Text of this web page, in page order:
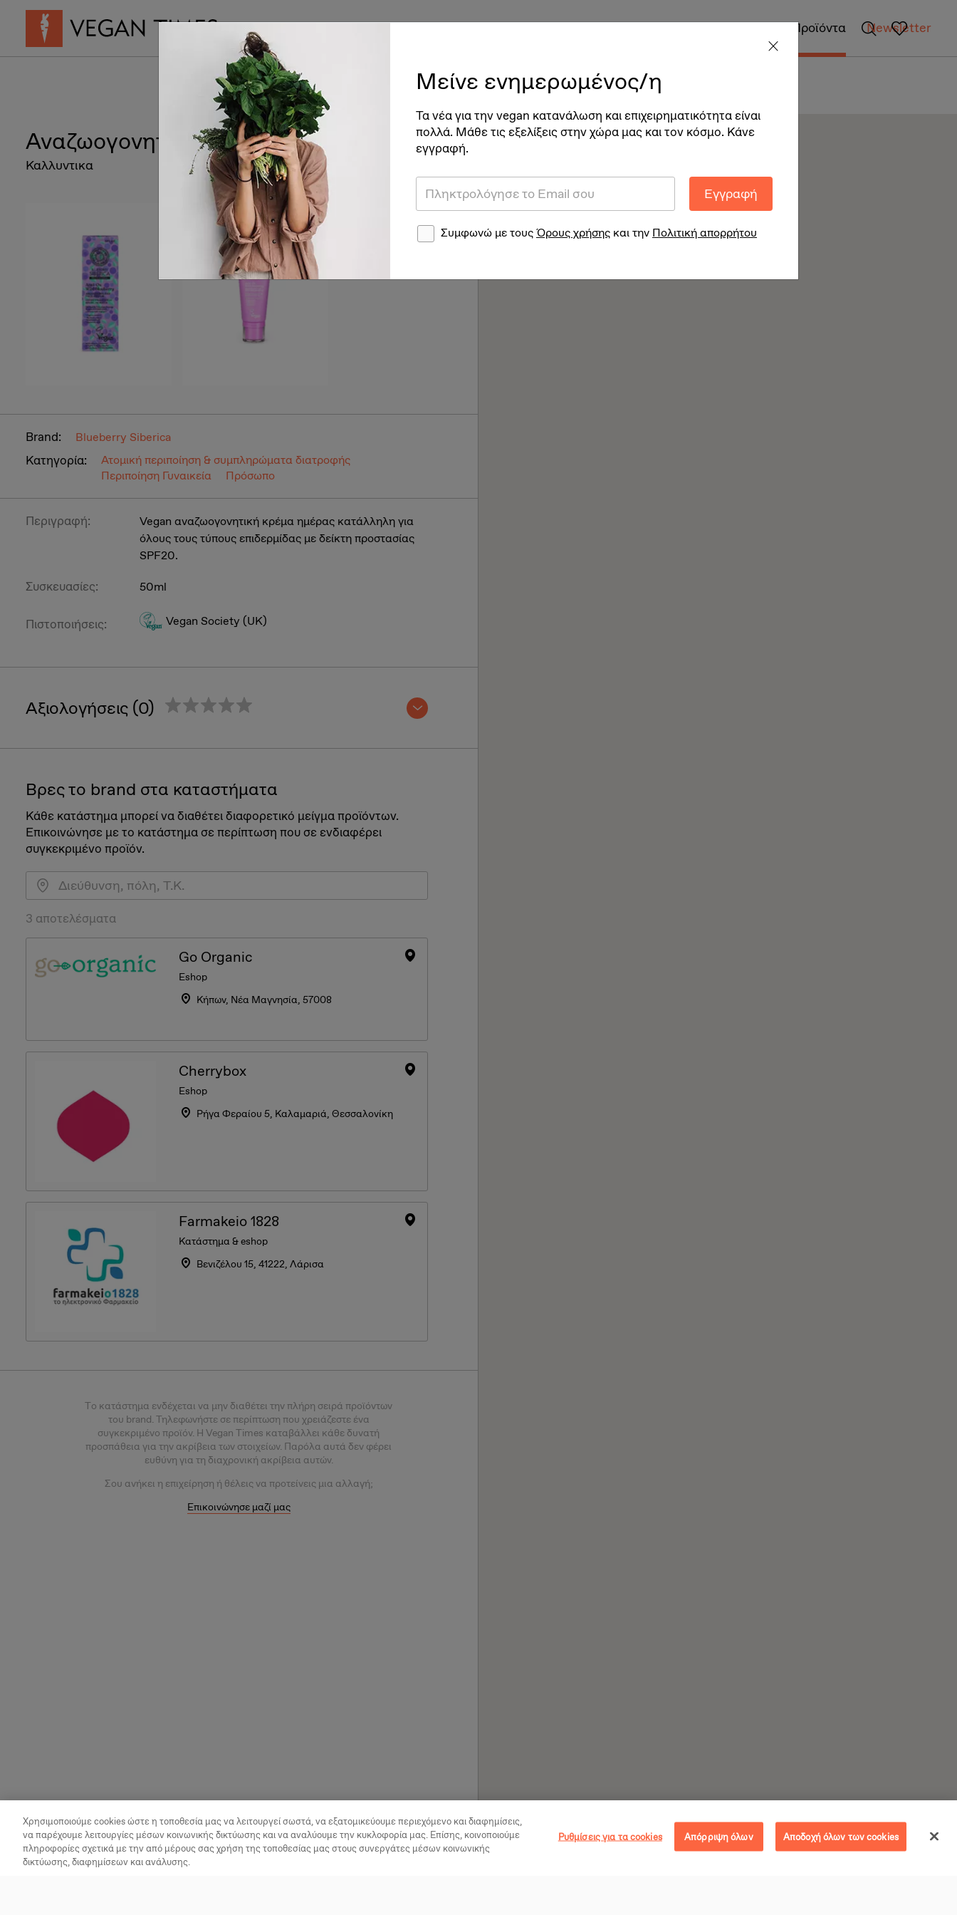
Vegan Συνταγές Vegan Διατροφή & Υγεία Βιγκανισμός Νέα Vegan Επιχειρήσεις Vegan Προϊόντα Newsletter
Αναζωογονητική ρέμα ημέρας
Καλλυντικα
Brand: Blueberry Siberica
Κατηγορία:
Ατομική περιποίηση & συμπληρώματα διατροφής
Περιποίηση Γυναικεία
Πρόσωπο
Περιγραφή:
Vegan αναζωογονητική κρέμα ημέρας κατάλληλη για
όλους τους τύπους επιδερμίδας με δείκτη προστασίας
SPF20.
Συσκευασίες: 50ml
Πιστοποιήσεις: Vegan Society (UK)
Αξιολογήσεις (0)
Βρες το brand στα καταστήματα
Κάθε κατάστημα μπορεί να διαθέτει διαφορετικό μείγμα προϊόντων.
Επικοινώνησε με το κατάστημα σε περίπτωση που σε ενδιαφέρει
συγκεκριμένο προϊόν.
3 αποτελέσματα
Go Organic
Eshop
Κήπων, Νέα Μαγνησία, 57008
Cherrybox
Eshop
Ρήγα Φεραίου 5, Καλαμαριά, Θεσσαλονίκη
Farmakeio 1828
Κατάστημα & eshop
Βενιζέλου 15, 41222, Λάρισα
Tο κατάστημα ενδέχεται να μην διαθέτει την πλήρη σειρά προϊόντων
του brand. Τηλεφωνήστε σε περίπτωση που χρειάζεστε ένα
συγκεκριμένο προϊόν. Η Vegan Times καταβάλλει κάθε δυνατή
προσπάθεια για την ακρίβεια των στοιχείων. Παρόλα αυτά δεν φέρει
ευθύνη για τη διαχρονική ακρίβεια αυτών.
Σου ανήκει η επιχείρηση ή θέλειςνα προτείνεις μια αλλαγή;
Επικοινώνησε μαζί μας
Μείνε ενημερωμένος/η
Τα νέα για την vegan κατανάλωση και επιχειρηματικότητα είναι
πολλά. Μάθε τις εξελίξεις στην χώρα μας και τον κόσμο. Κάνε
εγγραφή.
Εγγραφή
Συμφωνώ με τουςΌρους χρήσης και την Πολιτική απορρήτου
Χρησιμοποιούμε cookies ώστε η τοποθεσία μας να λειτουργεί σωστά, να εξατομικεύουμε περιεχόμενο και διαφημίσεις,
να παρέχουμε λειτουργίες μέσων κοινωνικής δικτύωσης και να αναλύουμε την κυκλοφορία μας. Επίσης, κοινοποιούμε
πληροφορίες σχετικά με την από μέρους σας χρήση της τοποθεσίας μας στους συνεργάτες μέσων κοινωνικής
δικτύωσης, διαφημίσεων και ανάλυσης.
Ρυθμίσεις για τα cookies Απόρριψη όλων Αποδοχή όλων των cookies